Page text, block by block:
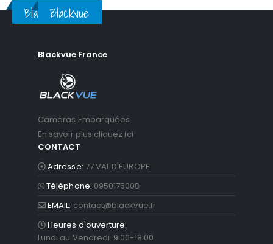
BlackvueBlackvue
Blackvue France
Caméras Embarquées
En savoir plus cliquez ici
CONTACT
Adresse: 77 VAL D'EUROPE
Téléphone: 0950175008
EMAIL: contact@blackvue.fr
Heures d'ouverture:
Lundi au Vendredi 9:00-18:00